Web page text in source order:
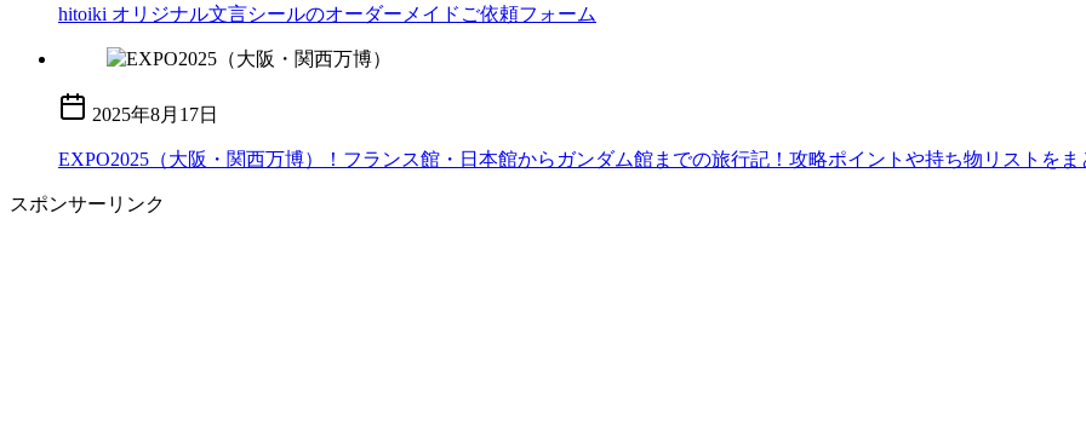
hitoiki オリジナル文言シールのオーダーメイドご依頼フォーム
2025年8月17日
EXPO2025（大阪・関西万博）！フランス館・日本館からガンダム館までの旅行記！攻略ポイントや持ち物リストをま
スポンサーリンク